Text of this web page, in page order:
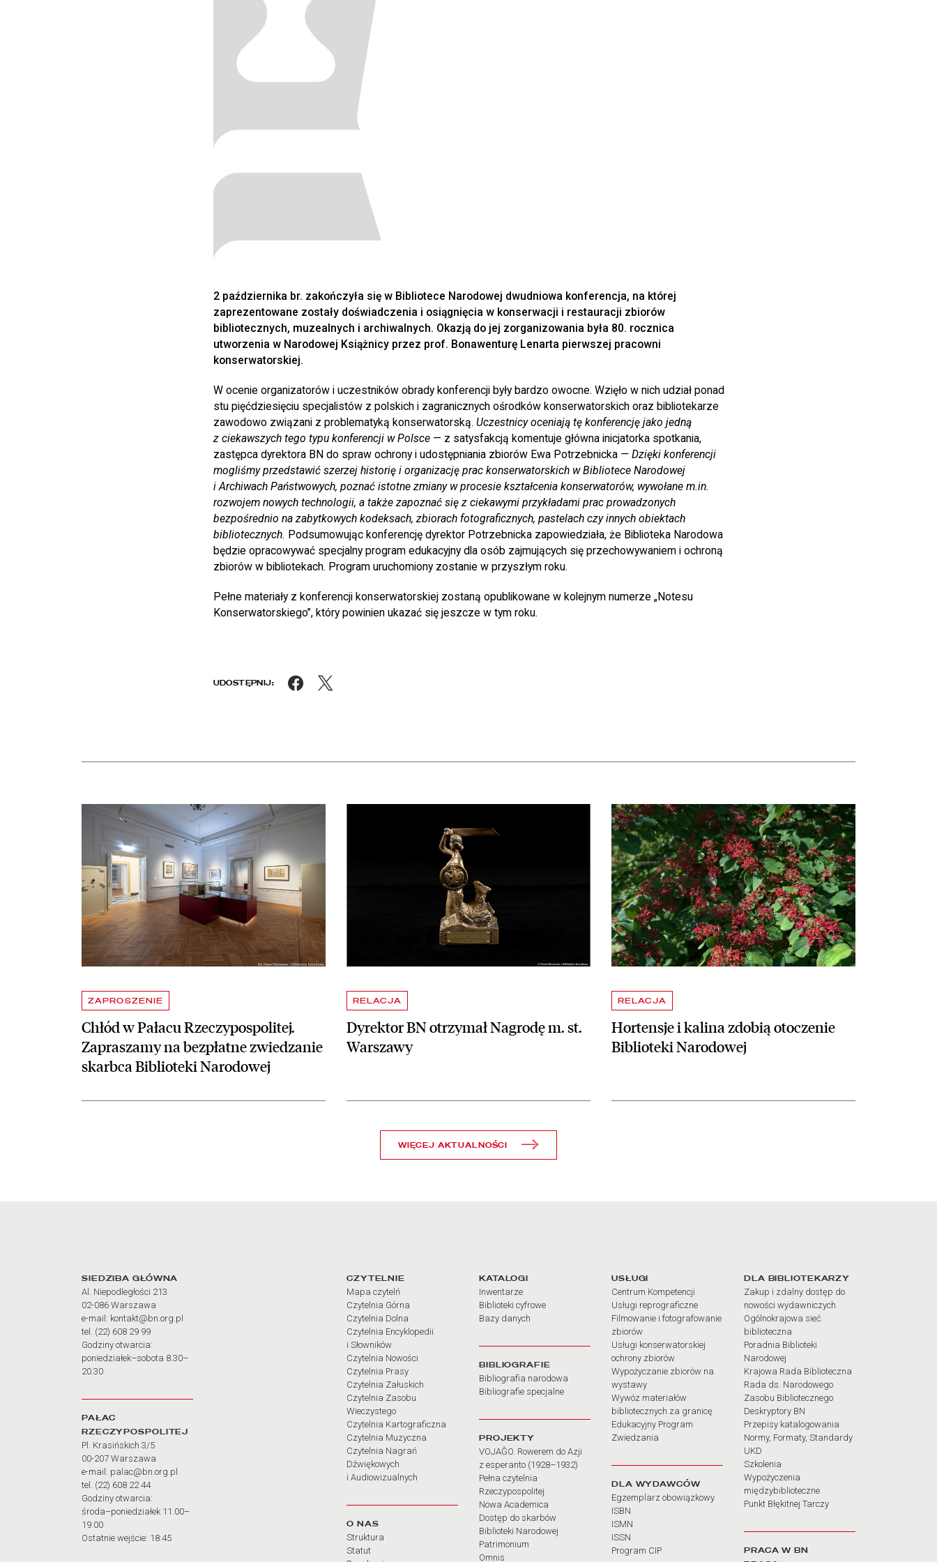
2 października br. zakończyła się w Bibliotece Narodowej dwudniowa konferencja, na której
zaprezentowane zostały doświadczenia i osiągnięcia w konserwacji i restauracji zbiorów
bibliotecznych, muzealnych i archiwalnych. Okazją do jej zorganizowania była 80. rocznica
utworzenia w Narodowej Książnicy przez prof. Bonawenturę Lenarta pierwszej pracowni
konserwatorskiej.
W ocenie organizatorów i uczestników obrady konferencji były bardzo owocne. Wzięło w nich udział ponad
stu pięćdziesięciu specjalistów z polskich i zagranicznych ośrodków konserwatorskich oraz bibliotekarze
zawodowo związani z problematyką konserwatorską. Uczestnicy oceniają tę konferencję jako jedną
z ciekawszych tego typu konferencji w Polsce— z satysfakcją komentuje główna inicjatorka spotkania,
zastępca dyrektora BN do spraw ochrony i udostępniania zbiorów Ewa Potrzebnicka — Dzięki konferencji
mogliśmy przedstawić szerzej historię i organizację prac konserwatorskich w Bibliotece Narodowej
i Archiwach Państwowych, poznać istotne zmiany w procesie kształcenia konserwatorów, wywołane m.in.
rozwojem nowych technologii, a także zapoznać się z ciekawymi przykładami prac prowadzonych
bezpośrednio na zabytkowych kodeksach, zbiorach fotograficznych, pastelach czy innych obiektach
bibliotecznych. Podsumowując konferencję dyrektor Potrzebnicka zapowiedziała, że Biblioteka Narodowa
będzie opracowywać specjalny program edukacyjny dla osób zajmujących się przechowywaniem i ochroną
zbiorów w bibliotekach. Program uruchomiony zostanie w przyszłym roku.
Pełne materiały z konferencji konserwatorskiej zostaną opublikowane w kolejnym numerze „Notesu
Konserwatorskiego”, który powinien ukazać się jeszcze w tym roku.
UDOSTĘPNIJ: Facebook
Aktualności
ZAPROSZENIE
Chłód w Pałacu Rzeczypospolitej.
Zapraszamy na bezpłatne zwiedzanie
skarbca Biblioteki Narodowej
czytaj więcej o Chłód w Pałacu Rzeczypospolitej. Zapraszamy na bezpłatne zwiedzanie skarbca Biblioteki Narodowej
RELACJA
Dyrektor BN otrzymał Nagrodę m. st.
Warszawy
czytaj więcej o Dyrektor BN otrzymał Nagrodę m. st. Warszawy
RELACJA
Hortensje i kalina zdobią otoczenie
Biblioteki Narodowej
czytaj więcej o Hortensje i kalina zdobią otoczenie Biblioteki Narodowej
WIĘCEJ AKTUALNOŚCI
Adres oraz godziny otwarcia
SIEDZIBA GŁÓWNA
Al. Niepodległości 213
02-086 Warszawa
e-mail: kontakt@bn.org.pl
tel. (22) 608 29 99
Godziny otwarcia:
poniedziałek–sobota 8.30–
20.30
PAŁAC
RZECZYPOSPOLITEJ
Pl. Krasińskich 3/5
00-207 Warszawa
e-mail: palac@bn.org.pl
tel. (22) 608 22 44
Godziny otwarcia:
środa–poniedziałek 11.00–
19.00
Ostatnie wejście: 18:45
Linki do najważniejszych działów
CZYTELNIE
Mapa czytelń
Czytelnia Górna
Czytelnia Dolna
Czytelnia Encyklopedii
i Słowników
Czytelnia Nowości
Czytelnia Prasy
Czytelnia Załuskich
Czytelnia Zasobu
Wieczystego
Czytelnia Kartograficzna
Czytelnia Muzyczna
Czytelnia Nagrań
Dźwiękowych
i Audiowizualnych
O NAS
Struktura
Statut
KATALOGI
Inwentarze
Biblioteki cyfrowe
Bazy danych
BIBLIOGRAFIE
Bibliografia narodowa
Bibliografie specjalne
PROJEKTY
VOJAĜO. Rowerem do Azji
z esperanto (1928–1932)
Pełna czytelnia
Rzeczypospolitej
Nowa Academica
Dostęp do skarbów
Biblioteki Narodowej
Patrimonium
Omnis
USŁUGI
Centrum Kompetencji
Usługi reprograficzne
Filmowanie i fotografowanie
zbiorów
Usługi konserwatorskiej
ochrony zbiorów
Wypożyczanie zbiorów na
wystawy
Wywóz materiałów
bibliotecznych za granicę
Edukacyjny Program
Zwiedzania
DLA WYDAWCÓW
Egzemplarz obowiązkowy
ISBN
ISMN
ISSN
Program CIP
DLA BIBLIOTEKARZY
Zakup i zdalny dostęp do
nowości wydawniczych
Ogólnokrajowa sieć
biblioteczna
Poradnia Biblioteki
Narodowej
Krajowa Rada Biblioteczna
Rada ds. Narodowego
Zasobu Bibliotecznego
Deskryptory BN
Przepisy katalogowania
Normy, Formaty, Standardy
UKD
Szkolenia
Wypożyczenia
międzybiblioteczne
Punkt Błękitnej Tarczy
PRACA W BN